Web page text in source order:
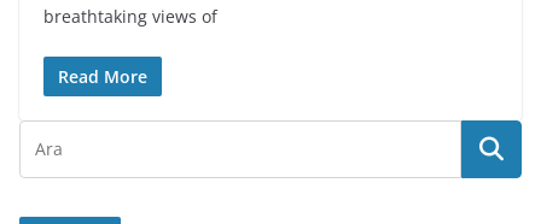
breathtaking views of
Read More